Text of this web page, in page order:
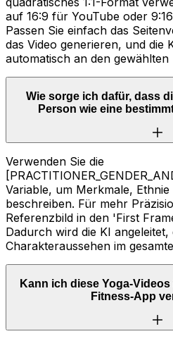
auf 16:9 für YouTube oder
Passen Sie einfach das
das Video generieren, und die
automatisch an den gewählten
Wie sorge ich dafür, dass
Person wie eine
Verwenden Sie die
Variable, um Merkmale,
beschreiben. Für mehr
Referenzbild in den 'First
Dadurch wird die KI angeleitet,
Charakteraussehen im
Kann ich diese Yoga-
Fitness-App